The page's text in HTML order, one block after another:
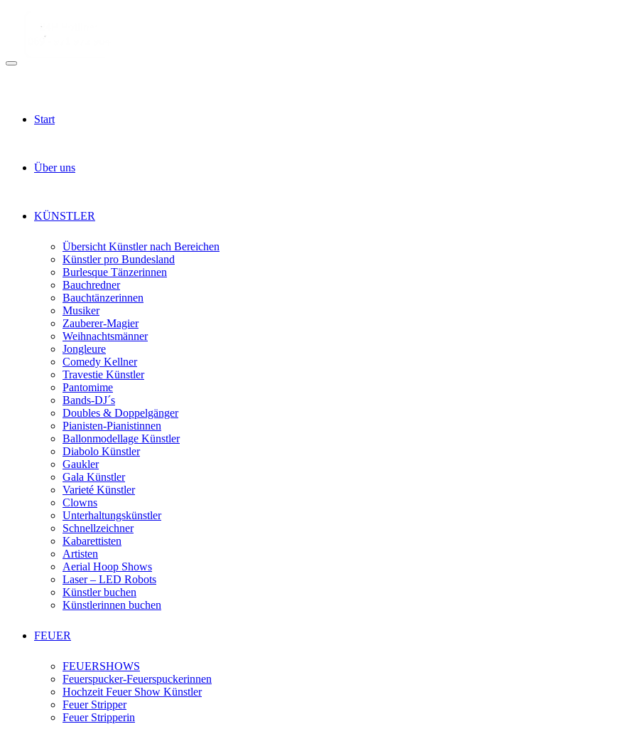
Start
Über uns
KÜNSTLER
Übersicht Künstler nach Bereichen
Künstler pro Bundesland
Burlesque Tänzerinnen
Bauchredner
Bauchtänzerinnen
Musiker
Zauberer-Magier
Weihnachtsmänner
Jongleure
Comedy Kellner
Travestie Künstler
Pantomime
Bands-DJ´s
Doubles & Doppelgänger
Pianisten-Pianistinnen
Ballonmodellage Künstler
Diabolo Künstler
Gaukler
Gala Künstler
Varieté Künstler
Clowns
Unterhaltungskünstler
Schnellzeichner
Kabarettisten
Artisten
Aerial Hoop Shows
Laser – LED Robots
Künstler buchen
Künstlerinnen buchen
FEUER
FEUERSHOWS
Feuerspucker-Feuerspuckerinnen
Hochzeit Feuer Show Künstler
Feuer Stripper
Feuer Stripperin